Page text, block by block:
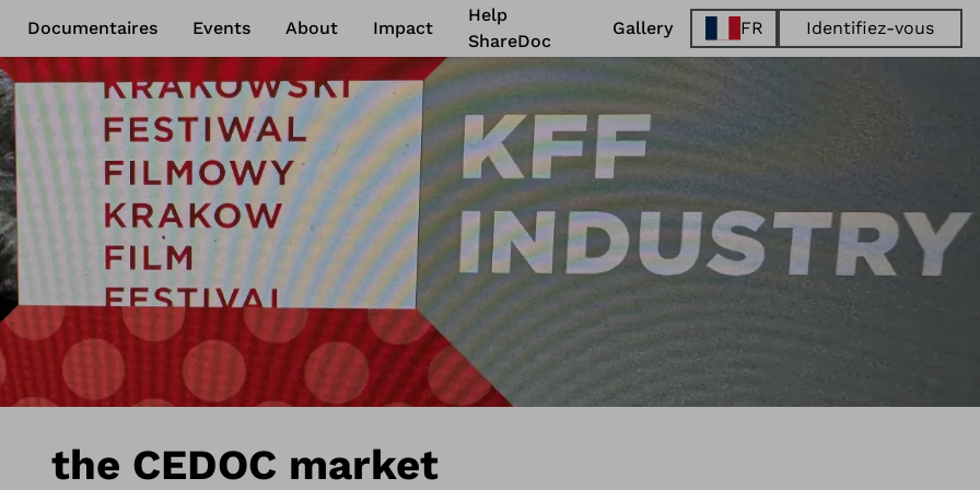
Documentaires Events About Impact
Help
ShareDoc
Gallery
FR
EN
FR
DE
Identifiez-vous
the CEDOC market